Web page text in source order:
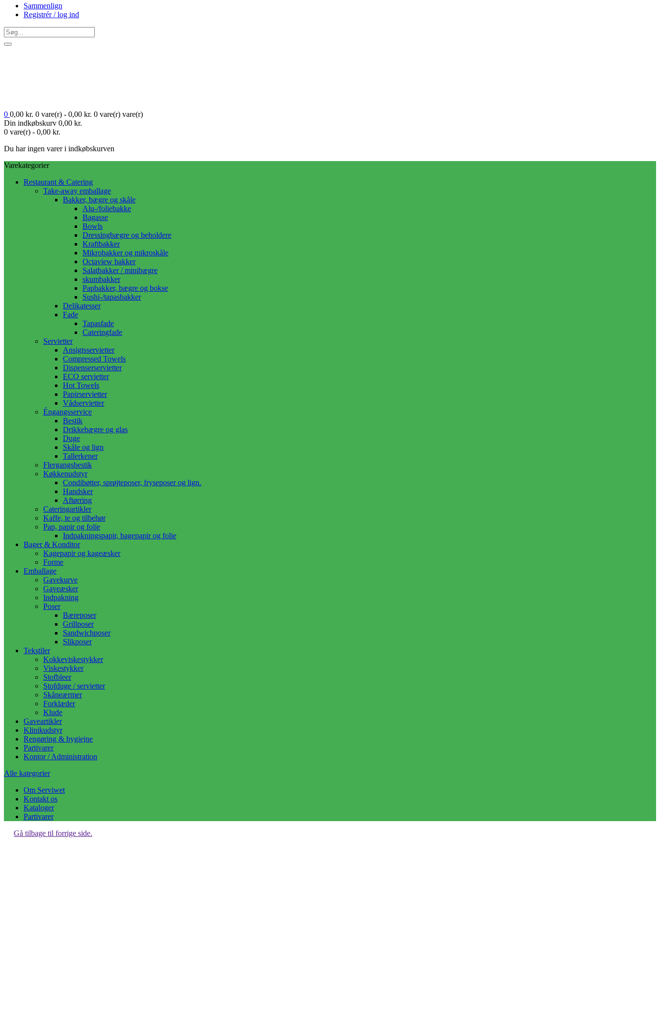
Sammenlign
Registrér / log ind
0 0,00 kr. 0 vare(r) - 0,00 kr. 0 vare(r) vare(r)
Din indkøbskurv 0,00 kr.
0 vare(r) - 0,00 kr.
Du har ingen varer i indkøbskurven
Varekategorier
Restaurant & Catering
Take-away emballage
Bakker, bægre og skåle
Alu-/foliebakke
Bagasse
Bowls
Dressingbægre og beholdere
Kraftbakker
Mikrobakker og mikroskåle
Octaview bakker
Salatbakker / minibægre
skumbakker
Papbakker, bægre og bokse
Sushi-/tapasbakker
Delikatesser
Fade
Tapasfade
Cateringfade
Servietter
Ansigtsservietter
Compressed Towels
Dispenserservietter
ECO servietter
Hot Towels
Papirservietter
Vådservietter
Éngangsservice
Bestik
Drikkebægre og glas
Duge
Skåle og lign
Tallerkener
Flergangsbestik
Køkkenudstyr
Condibøtter, sprøjteposer, fryseposer og lign.
Handsker
Aftørring
Cateringartikler
Kaffe, te og tilbehør
Pap, papir og folie
Indpakningspapir, bagepapir og folie
Bager & Konditor
Kagepapir og kageæsker
Forme
Emballage
Gavekurve
Gaveæsker
Indpakning
Poser
Bæreposer
Grillposer
Sandwichposer
Slikposer
Tekstiler
Kokkeviskestykker
Viskestykker
Stofbleer
Stofduge / servietter
Skåneærmer
Forklæder
Klude
Gaveartikler
Klinikudstyr
Rengøring & hygiejne
Partivarer
Kontor / Administration
Alle kategorier
Om Serviwet
Kontakt os
Kataloger
Partivarer
Gå tilbage til forrige side.